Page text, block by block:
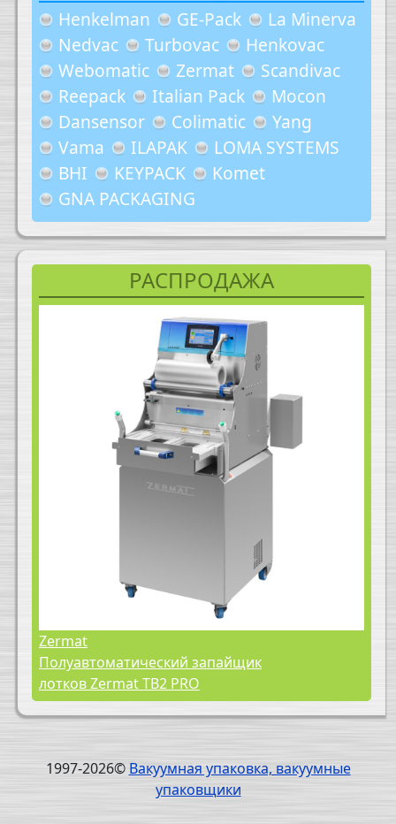
Henkelman GE-Pack
La Minerva
Nedvac
Turbovac
Henkovac
Webomatic
Zermat
Scandivac
Reepack
Italian Pack
Mocon
Dansensor
Colimatic
Yang
Vama
ILAPAK
LOMA SYSTEMS
BHI
KEYPACK
Komet
GNA PACKAGING
РАСПРОДАЖА
Zermat
Полуавтоматический запайщик
лотков Zermat TB2 PRO
1997-2026© Вакуумная упаковка, вакуумные
упаковщики